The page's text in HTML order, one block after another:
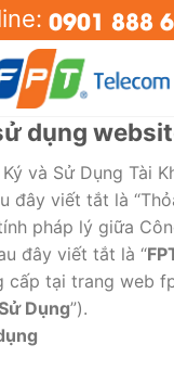
0901 888
dụng
và Sử Dụng Tài
đây viết tắt là
pháp lý giữa
đây viết tắt là “
cấp tại trang web
Dụng”).